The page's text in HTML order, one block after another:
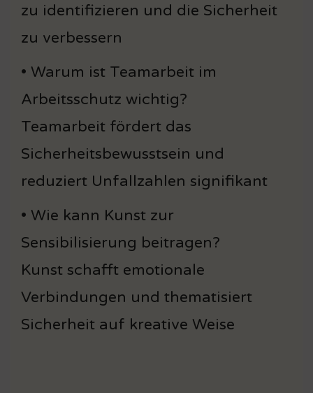
zu identifizieren und die Sicherheit
zu verbessern
• Warum ist Teamarbeit im
Arbeitsschutz wichtig?
Teamarbeit fördert das
Sicherheitsbewusstsein und
reduziert Unfallzahlen signifikant
• Wie kann Kunst zur
Sensibilisierung beitragen?
Kunst schafft emotionale
Verbindungen und thematisiert
Sicherheit auf kreative Weise